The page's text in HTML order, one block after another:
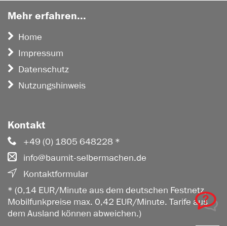
Mehr erfahren...
Home
Impressum
Datenschutz
Nutzungshinweis
Kontakt
+49 (0) 1805 648228 *
info@baumit-selbermachen.de
Kontaktformular
* (0,14 EUR/Minute aus dem deutschen Festnetz,
Mobilfunkpreise max. 0,42 EUR/Minute. Tarife aus
dem Ausland können abweichen.)